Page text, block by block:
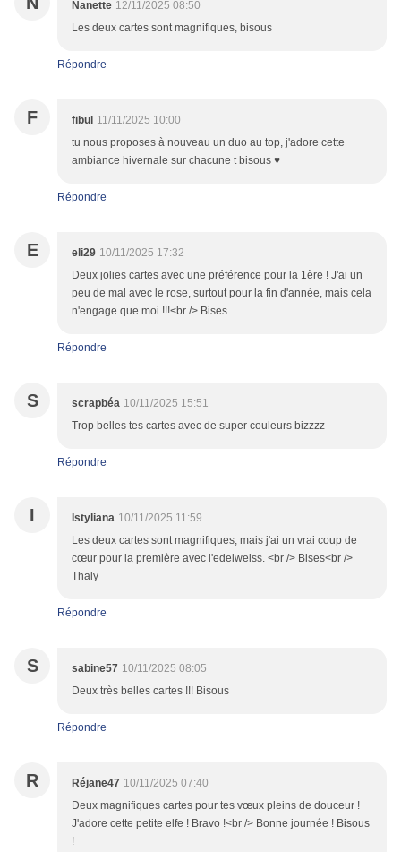
Nanette 12/11/2025 08:50
Les deux cartes sont magnifiques, bisous
Répondre
F fibul 11/11/2025 10:00
tu nous proposes à nouveau un duo au top, j'adore cette
ambiance hivernale sur chacune t bisous ♥
Répondre
E eli29 10/11/2025 17:32
Deux jolies cartes avec une préférence pour la 1ère ! J'ai un
peu de mal avec le rose, surtout pour la fin d'année, mais cela
n'engage que moi !!!<br /> Bises
Répondre
S scrapbéa 10/11/2025 15:51
Trop belles tes cartes avec de super couleurs bizzzz
Répondre
I Istyliana 10/11/2025 11:59
Les deux cartes sont magnifiques, mais j'ai un vrai coup de
cœur pour la première avec l'edelweiss. <br /> Bises<br />
Thaly
Répondre
S sabine57 10/11/2025 08:05
Deux très belles cartes !!! Bisous
Répondre
R Réjane47 10/11/2025 07:40
Deux magnifiques cartes pour tes vœux pleins de douceur !
J'adore cette petite elfe ! Bravo !<br /> Bonne journée ! Bisous
!